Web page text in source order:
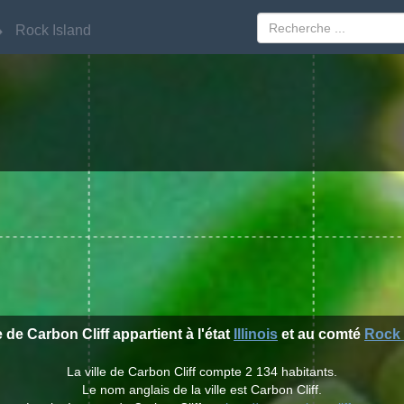
Rock Island
de Carbon Cliff appartient à l'état Illinois et au comté Rock
La ville de Carbon Cliff compte 2 134 habitants.
Le nom anglais de la ville est Carbon Cliff.
Rock Island